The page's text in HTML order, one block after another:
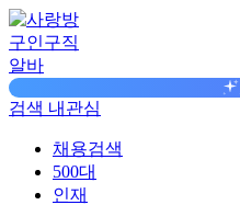
구인구직
알바
검색 내관심
채용검색
500대
인재